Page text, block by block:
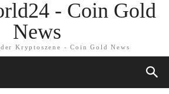
- Coin Gold
News
Kryptoszene - Coin Gold News